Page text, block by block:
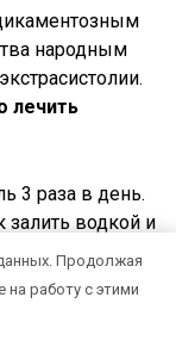
народным
лечить
3 раза в день.
водкой и
Для её
этого
Продолжая
на работу с этими